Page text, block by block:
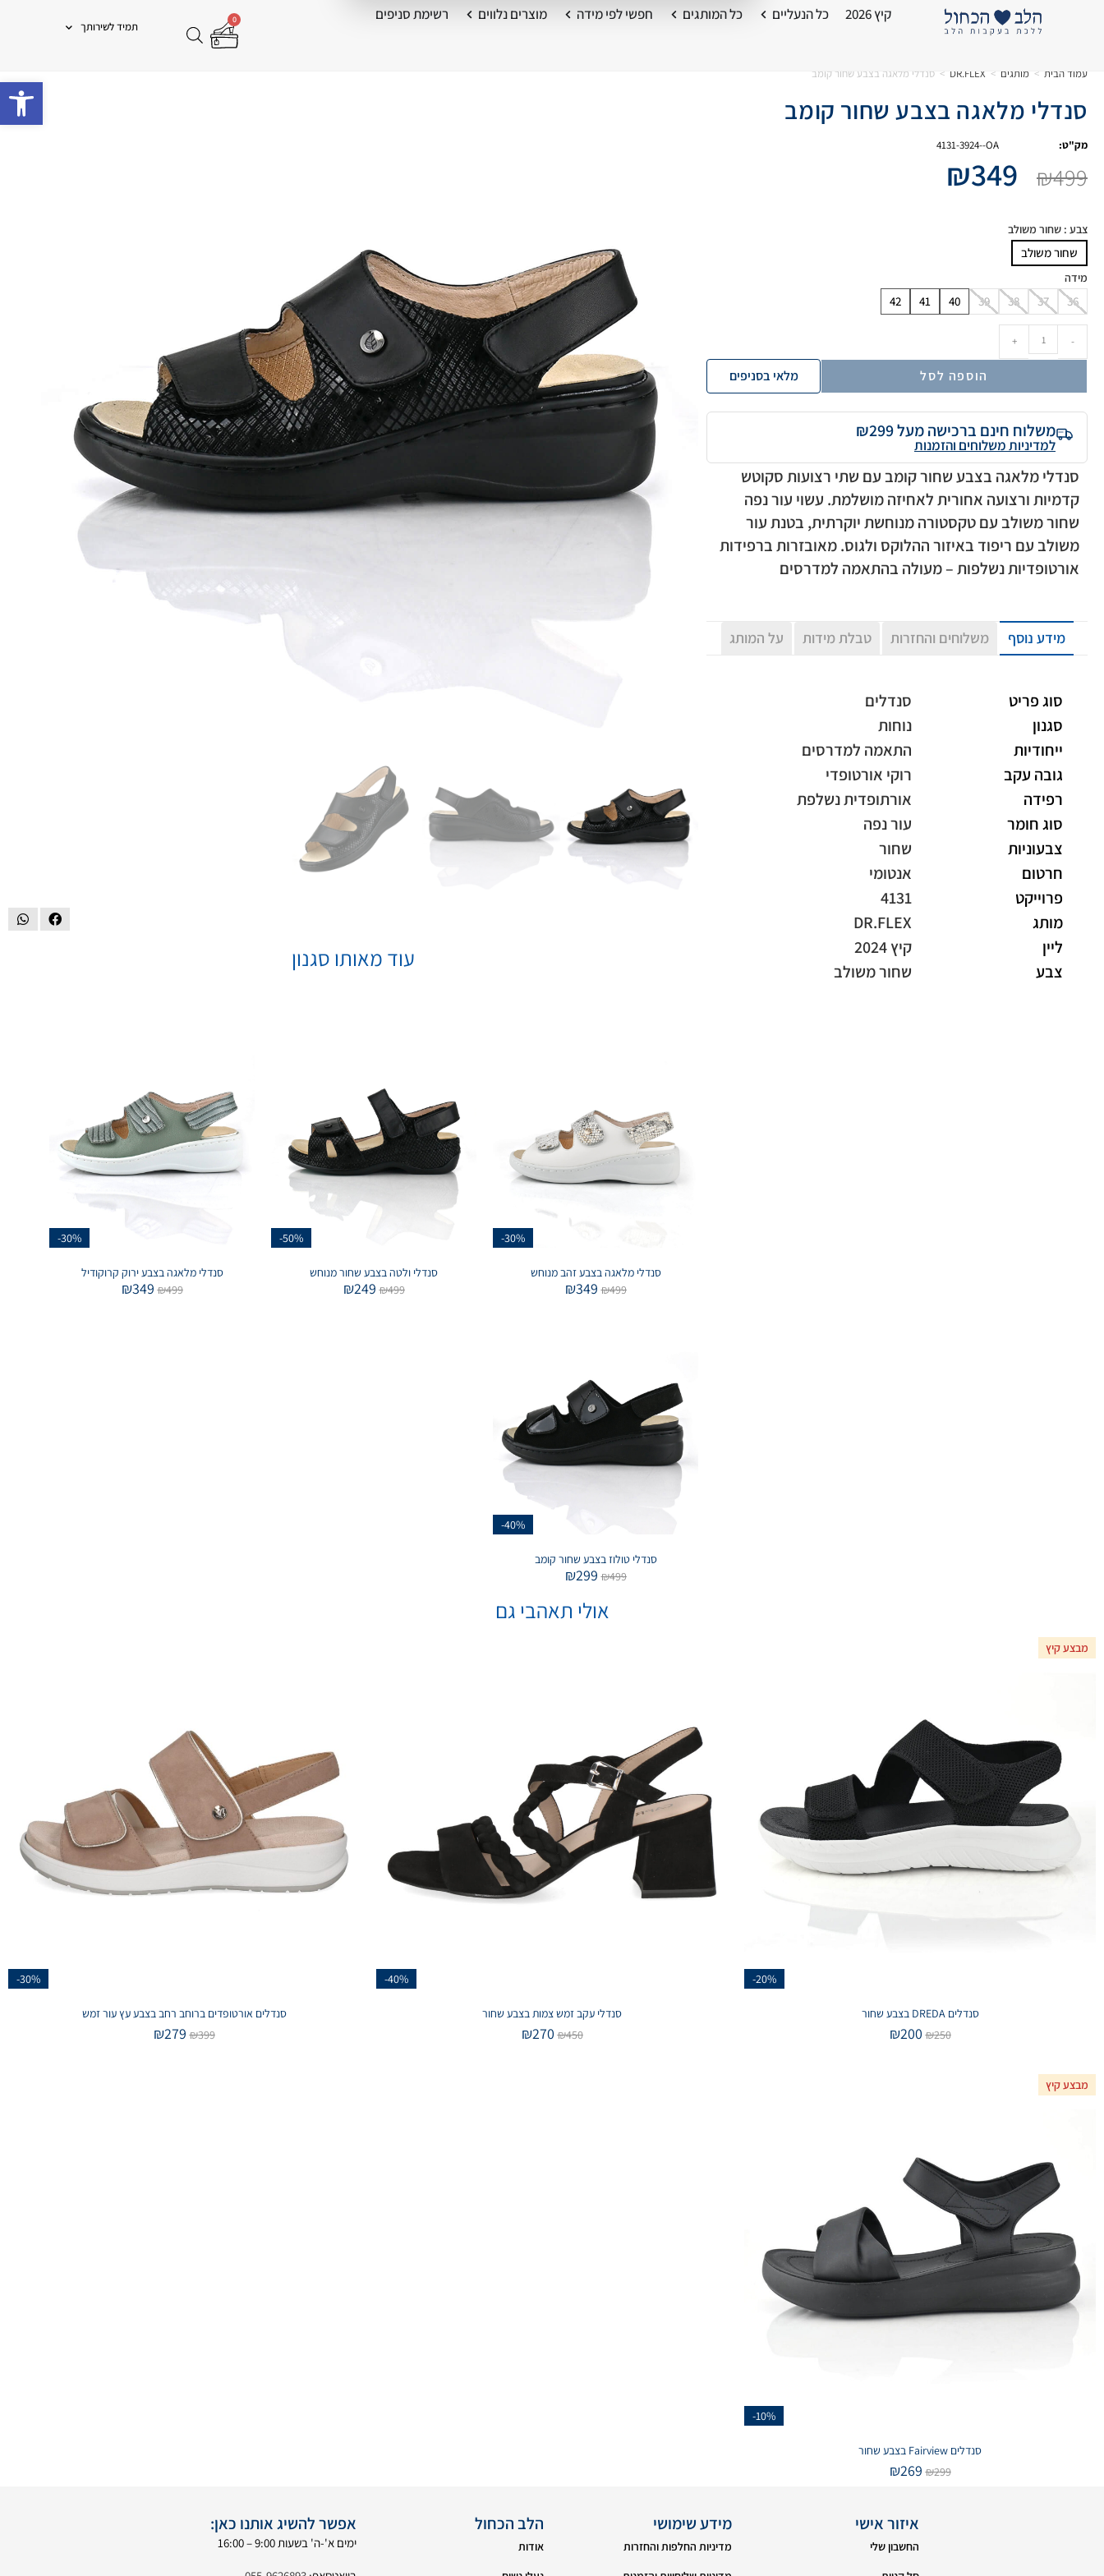
קיץ 2026 כל הנעליים כל המותגים חפשי לפי מידה מוצרים נלווים רשימת סניפים 0
תמיד לשירותך
עמוד הבית > מותגים >
DR.FLEX
> סנדלי מלאגה בצבע שחור קומב
סנדלי מלאגה בצבע שחור קומב
מק"ט: 4131-3924--OA
₪499
₪349
צבע : שחור משולב
שחור משולב
מידה
36
37
38
39
40
41
42
-
+
הוספה לסל מלאי בסניפים
משלוח חינם ברכישה מעל ₪299
למדיניות משלוחים והזמנות
סנדלי מלאגה בצבע שחור קומב עם שתי רצועות סקוטש
קדמיות ורצועה אחורית לאחיזה מושלמת. עשוי עור נפה
שחור משולב עם טקסטורה מנוחשת יוקרתית, בטנת עור
משולב עם ריפוד באיזור ההלוקס ולגוס. מאובזרות ברפידות
אורטופדיות נשלפות – מעולה בהתאמה למדרסים
מידע נוסף משלוחים והחזרות טבלת מידות על המותג
סוג פריט
סנדלים
סגנון
נוחות
ייחודיות
התאמה למדרסים
גובה עקב
רוקי אורטופדי
רפידה
אורתופדית נשלפת
סוג חומר
עור נפה
צבעוניות
שחור
חרטום
אנטומי
פרוייקט
4131
מותג
DR.FLEX
ליין
קיץ 2024
צבע
שחור משולב עוד מאותו סגנון
-30%
סנדלי מלאגה בצבע זהב מנוחש
₪499
₪349
-50%
סנדלי ולטה בצבע שחור מנוחש
₪499
₪249
-30%
סנדלי מלאגה בצבע ירוק קרוקודיל
₪499
₪349
-40%
סנדלי טולוז בצבע שחור קומב
₪499
₪299
אולי תאהבי גם
מבצע קיץ
-20%
סנדלים DREDA בצבע שחור
₪250
₪200
-40%
סנדלי עקב זמש צמות בצבע שחור
₪450
₪270
-30%
סנדלים אורטופדים ברוחב רחב בצבע עץ עור זמש
₪399
₪279
מבצע קיץ
-10%
סנדלים Fairview בצבע שחור
₪299
₪269
איזור אישי
החשבון שלי
מידע שימושי
מדיניות החלפות והחזרות
הלב הכחול
אודות
אפשר להשיג אותנו כאן:
ימים א'-ה' בשעות 9:00 – 16:00